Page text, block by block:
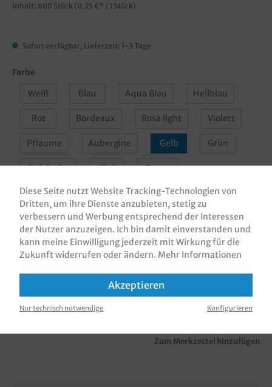
Inhalt: 600 Stück (0,25 €* / 1 Stück)
Sofort verfügbar, Lieferzeit: 1-3 Tage
Farbe
Weiß
Blau Aqua Blau Hellblau
Rot Bordeaux Rosa light Violett
Pflaume Aubergine Gelb Grün
Apfelgrün Kiwi Creme
Champagner Apricot Braun Grau
Terracotta Curry Schwarz
In den Warenkorb
Zum Merkzettel hinzufügen
Diese Seite nutzt Website Tracking-Technologien von
Dritten, um ihre Dienste anzubieten, stetig zu
verbessern und Werbung entsprechend der Interessen
der Nutzer anzuzeigen. Ich bin damit einverstanden und
kann meine Einwilligung jederzeit mit Wirkung für die
Zukunft widerrufen oder ändern. Mehr Informationen
Akzeptieren
Nur technisch notwendige Konfigurieren